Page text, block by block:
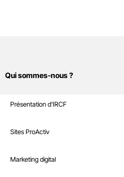
Qui sommes-nous ?
Présentation d’IRCF
Recrutement
Sites Internet
Sites ProActiv
Marketing digital
Marketing digital
Infrastructure